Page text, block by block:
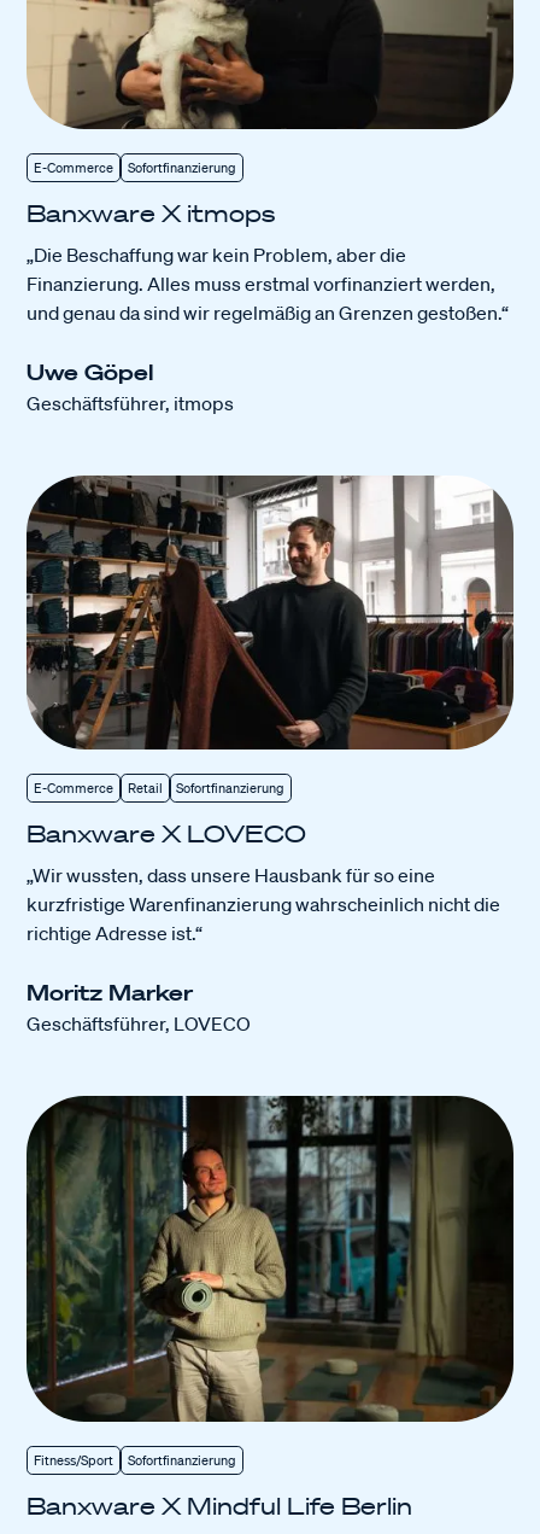
E-Commerce Sofortfinanzierung
Banxware X itmops
„Die Beschaffung war kein Problem, aber die
Finanzierung. Alles muss erstmal vorfinanziert werden,
und genau da sind wir regelmäßig an Grenzen gestoßen.“
Uwe Göpel
Geschäftsführer, itmops
E-Commerce Retail Sofortfinanzierung
Banxware X LOVECO
„Wir wussten, dass unsere Hausbank für so eine
kurzfristige Warenfinanzierung wahrscheinlich nicht die
richtige Adresse ist.“
Moritz Marker
Geschäftsführer, LOVECO
Fitness/Sport Sofortfinanzierung
Banxware X Mindful Life Berlin